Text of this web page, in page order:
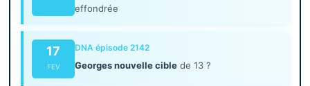
effondrée
17
FEV
DNA épisode 2142
Georges nouvelle cible de 13 ?